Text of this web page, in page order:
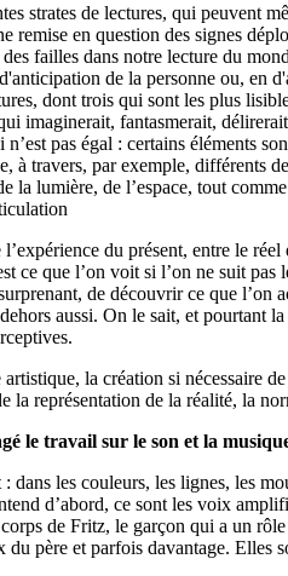
strates de lectures, qui peuvent
remise en question des signes
failles dans notre lecture du
de la personne ou, en
dont trois qui sont les plus
imaginerait, fantasmerait,
pas égal : certains éléments
à travers, par exemple, différents
la lumière, de l’espace, tout
du présent, entre le
ce que l’on voit si l’on ne suit
de découvrir ce que
aussi. On le sait, et pourtant
artistique, la création si nécessaire
la représentation de la réalité, la
le travail sur le son et la
dans les couleurs, les lignes, les
d’abord, ce sont les voix
de Fritz, le garçon qui a un
du père et parfois davantage. Elles